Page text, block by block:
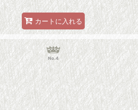
カートに入れる
No.4